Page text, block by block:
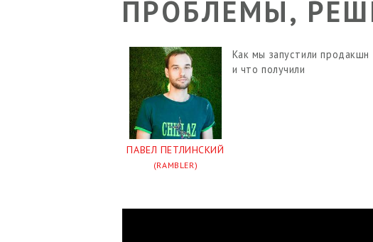
ПРОБЛЕМЫ,
ПАВЕЛ ПЕТЛИНСКИЙ
(RAMBLER)
Как мы запустили продакшн
и что получили